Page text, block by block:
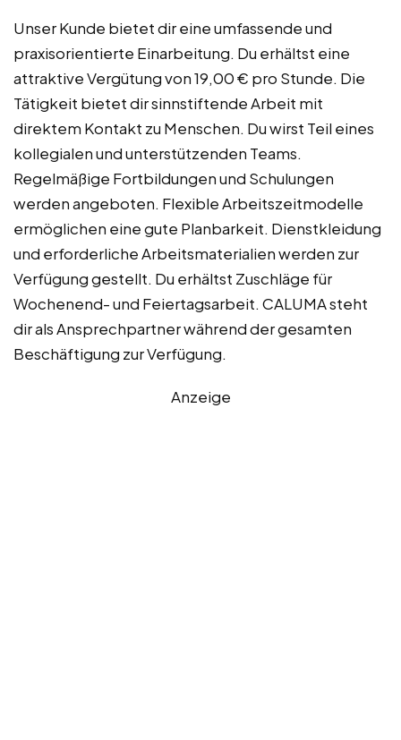
Unser Kunde bietet dir eine umfassende und
praxisorientierte Einarbeitung. Du erhältst eine
attraktive Vergütung von 19,00 € pro Stunde. Die
Tätigkeit bietet dir sinnstiftende Arbeit mit
direktem Kontakt zu Menschen. Du wirst Teil eines
kollegialen und unterstützenden Teams.
Regelmäßige Fortbildungen und Schulungen
werden angeboten. Flexible Arbeitszeitmodelle
ermöglichen eine gute Planbarkeit. Dienstkleidung
und erforderliche Arbeitsmaterialien werden zur
Verfügung gestellt. Du erhältst Zuschläge für
Wochenend- und Feiertagsarbeit. CALUMA steht
dir als Ansprechpartner während der gesamten
Beschäftigung zur Verfügung.
Anzeige